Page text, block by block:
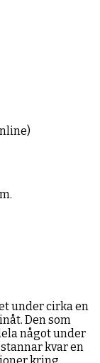
under cirka en
Den som
något under
kvar en